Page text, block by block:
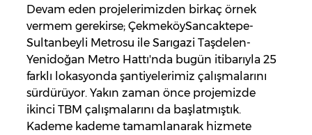
Devam eden projelerimizden birkaç örnek
vermem gerekirse; ÇekmeköySancaktepe-
Sultanbeyli Metrosu ile Sarıgazi Taşdelen-
Yenidoğan Metro Hattı'nda bugün itibarıyla 25
farklı lokasyonda şantiyelerimiz çalışmalarını
sürdürüyor. Yakın zaman önce projemizde
ikinci TBM çalışmalarını da başlatmıştık.
Kademe kademe tamamlanarak hizmete